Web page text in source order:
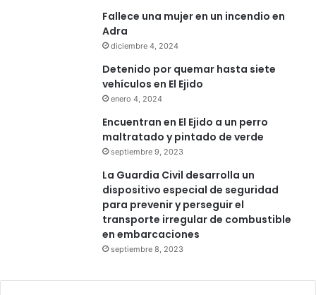
Fallece una mujer en un incendio en
Adra
diciembre 4, 2024
Detenido por quemar hasta siete
vehículos en El Ejido
enero 4, 2024
Encuentran en El Ejido a un perro
maltratado y pintado de verde
septiembre 9, 2023
La Guardia Civil desarrolla un
dispositivo especial de seguridad
para prevenir y perseguir el
transporte irregular de combustible
en embarcaciones
septiembre 8, 2023